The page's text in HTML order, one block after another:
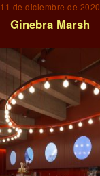
11 de diciembre de 2020
Ginebra Marsh